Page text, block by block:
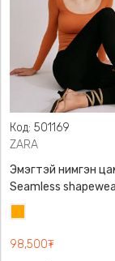
Код: 501169
ZARA
Эмэгтэй нимгэн
Seamless
sleeve t-shirt, 40-
таарна, ZARA,
Урт ханцуйтай
98,500₮